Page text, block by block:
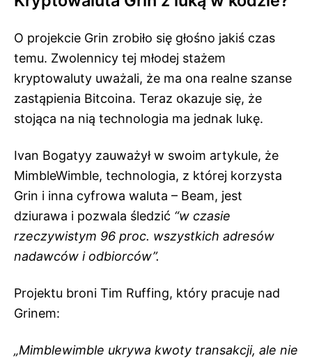
O projekcie Grin zrobiło się głośno jakiś czas
temu. Zwolennicy tej młodej stażem
kryptowaluty uważali, że ma ona realne szanse
zastąpienia Bitcoina. Teraz okazuje się, że
stojąca na nią technologia ma jednak lukę.
Ivan Bogatyy zauważył w swoim artykule, że
MimbleWimble, technologia, z której korzysta
Grin i inna cyfrowa waluta – Beam, jest
dziurawa i pozwala śledzić “w czasie
rzeczywistym 96 proc. wszystkich adresów
nadawców i odbiorców”.
Projektu broni Tim Ruffing, który pracuje nad
Grinem:
„Mimblewimble ukrywa kwoty transakcji, ale nie